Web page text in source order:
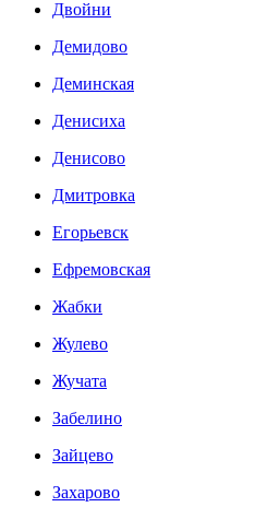
Двойни
Демидово
Деминская
Денисиха
Денисово
Дмитровка
Егорьевск
Ефремовская
Жабки
Жулево
Жучата
Забелино
Зайцево
Захарово